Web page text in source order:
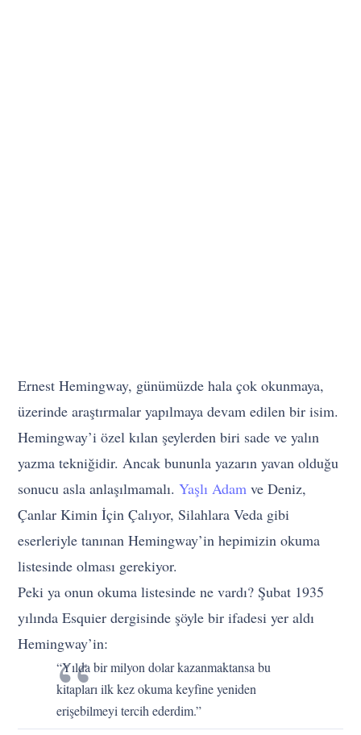
Ernest Hemingway, günümüzde hala çok okunmaya,
üzerinde araştırmalar yapılmaya devam edilen bir isim.
Hemingway’i özel kılan şeylerden biri sade ve yalın
yazma tekniğidir. Ancak bununla yazarın yavan olduğu
sonucu asla anlaşılmamalı.Yaşlı Adam ve Deniz,
Çanlar Kimin İçin Çalıyor, Silahlara Veda gibi
eserleriyle tanınan Hemingway’in hepimizin okuma
listesinde olması gerekiyor.
Peki ya onun okuma listesinde ne vardı? Şubat 1935
yılında Esquier dergisinde şöyle bir ifadesi yer aldı
Hemingway’in:
“Yılda bir milyon dolar kazanmaktansa bu
kitapları ilk kez okuma keyfine yeniden
erişebilmeyi tercih ederdim.”